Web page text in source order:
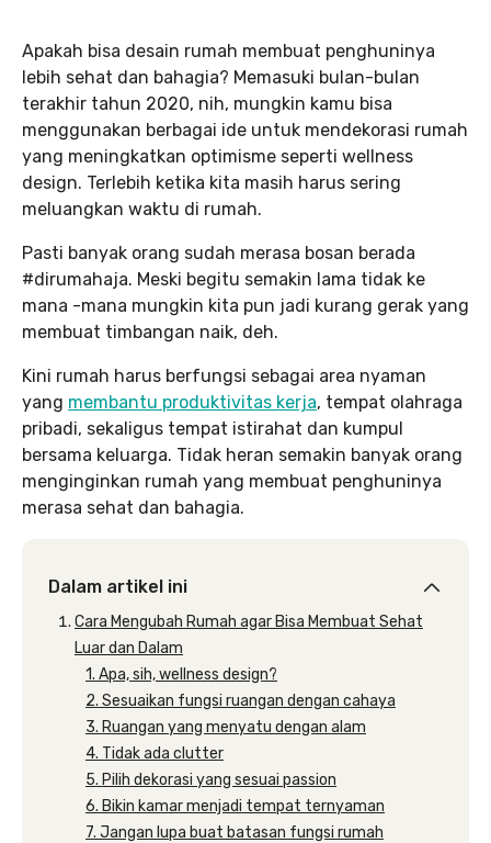
Apakah bisa desain rumah membuat penghuninya
lebih sehat dan bahagia? Memasuki bulan-bulan
terakhir tahun 2020, nih, mungkin kamu bisa
menggunakan berbagai ide untuk mendekorasi rumah
yang meningkatkan optimisme seperti wellness
design. Terlebih ketika kita masih harus sering
meluangkan waktu di rumah.
Pasti banyak orang sudah merasa bosan berada
#dirumahaja. Meski begitu semakin lama tidak ke
mana -mana mungkin kita pun jadi kurang gerak yang
membuat timbangan naik, deh.
Kini rumah harus berfungsi sebagai area nyaman
yang membantu produktivitas kerja, tempat olahraga
pribadi, sekaligus tempat istirahat dan kumpul
bersama keluarga. Tidak heran semakin banyak orang
menginginkan rumah yang membuat penghuninya
merasa sehat dan bahagia.
Dalam artikel ini
Cara Mengubah Rumah agar Bisa Membuat Sehat
Luar dan Dalam
1. Apa, sih, wellness design?
2. Sesuaikan fungsi ruangan dengan cahaya
3. Ruangan yang menyatu dengan alam
4. Tidak ada clutter
5. Pilih dekorasi yang sesuai passion
6. Bikin kamar menjadi tempat ternyaman
7. Jangan lupa buat batasan fungsi rumah